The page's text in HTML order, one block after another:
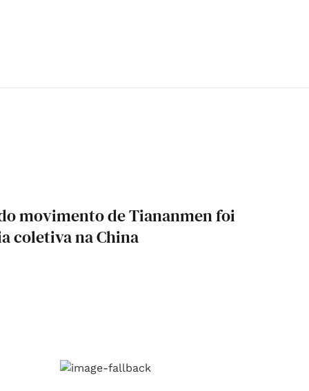
movimento de Tiananmen foi
coletiva na China